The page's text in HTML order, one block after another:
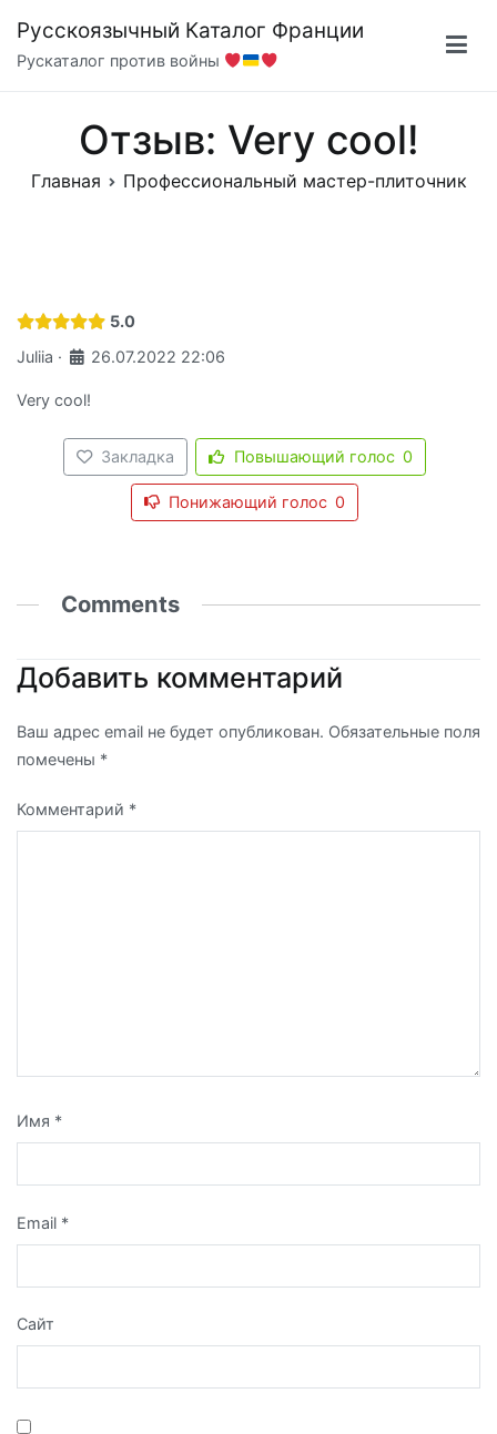
содержимому
Русскоязычный Каталог Франции
Рускаталог против войны
Отзыв: Very cool!
Главная Профессиональный мастер-плиточник
5.0
Juliia · 26.07.2022 22:06
Very cool!
Закладка Повышающий голос 0
Понижающий голос 0
Comments
Добавить комментарий
Ваш адрес email не будет опубликован. Обязательные поля
помечены *
Комментарий *
Имя *
Email *
Сайт